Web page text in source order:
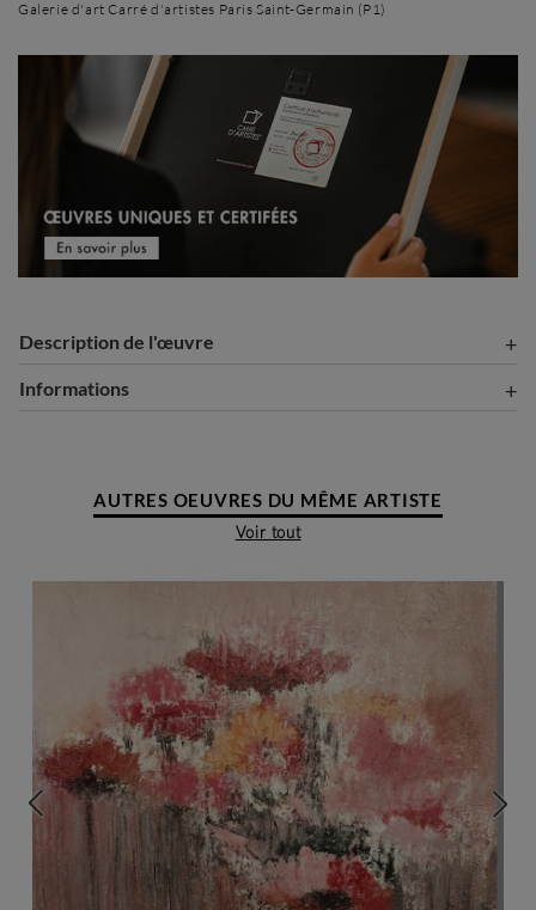
Galerie d'art Carré d'artistes Paris Saint-Germain (P1)
Description de l'œuvre
Informations
AUTRES OEUVRES DU MÊME ARTISTE
Voir tout